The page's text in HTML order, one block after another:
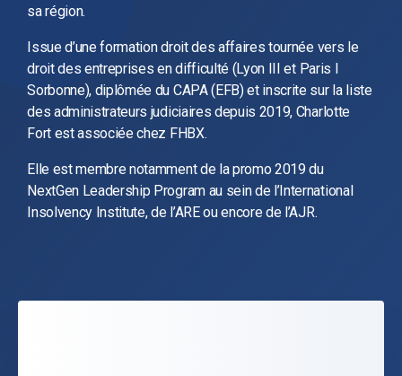
sa région.
Issue d’une formation droit des affaires tournée vers le
droit des entreprises en difficulté (Lyon III et Paris I
Sorbonne), diplômée du CAPA (EFB) et inscrite sur la liste
des administrateurs judiciaires depuis 2019, Charlotte
Fort est associée chez FHBX.
Elle est membre notamment de la promo 2019 du
NextGen Leadership Program au sein de l’International
Insolvency Institute, de l’ARE ou encore de l’AJR.